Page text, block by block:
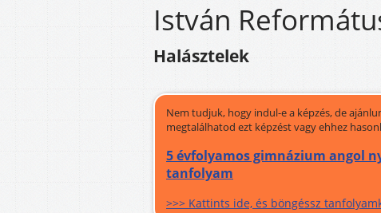
István
Halásztelek
Nem tudjuk, hogy indul-e a képzés, de
megtalálhatod ezt képzést vagy ehhez
5 évfolyamos gimnázium angol
tanfolyam
>>> Kattints ide, és böngéssz